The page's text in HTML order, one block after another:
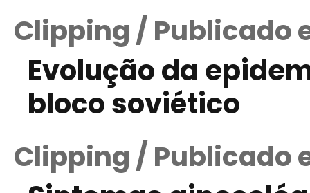
Clipping / Publicado
Evolução da
bloco soviético
Clipping / Publicado